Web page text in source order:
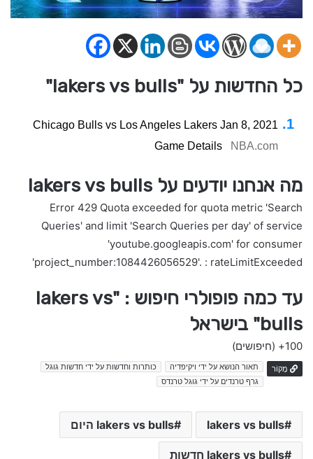
כל החדשות על "lakers vs bulls"
Chicago Bulls vs Los Angeles Lakers Jan 8, 2021
Game Details
NBA.com
מה אנחנו יודעים על lakers vs bulls
Error 429 Quota exceeded for quota metric 'Search
Queries' and limit 'Search Queries per day' of service
'youtube.googleapis.com' for consumer
'project_number:1084426056529'. : rateLimitExceeded
עד כמה פופולרי חיפוש : "lakers vs
bulls" בישראל
100+ (חיפושים)
מָקוֹר תאור הנושא על ידי ויקיפדיה
כותרות וחדשות על ידי חדשות גוגל
גרף טרנדים על ידי גוגל טרנדס
lakers vs bulls lakers vs bulls היום
lakers vs bulls חדשות